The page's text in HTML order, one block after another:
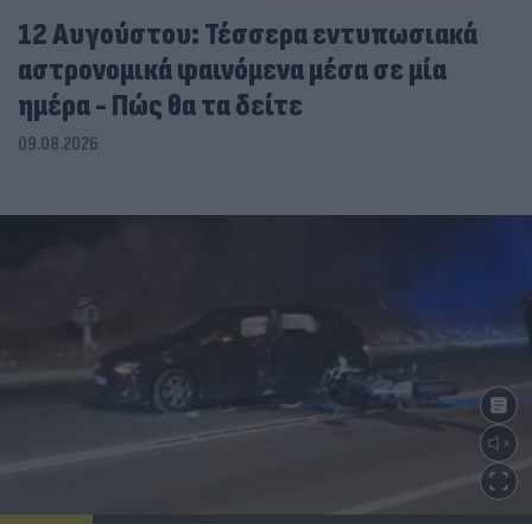
12 Αυγούστου: Τέσσερα εντυπωσιακά
αστρονομικά φαινόμενα μέσα σε μία
ημέρα - Πώς θα τα δείτε
09.08.2026